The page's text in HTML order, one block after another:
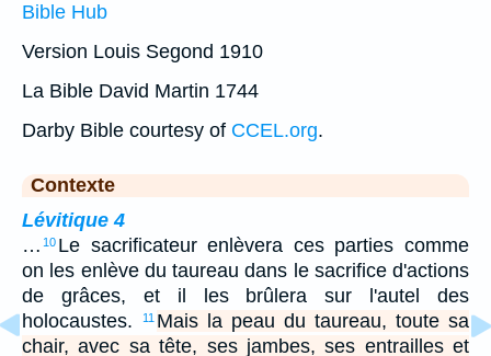
Bible Hub
Version Louis Segond 1910
La Bible David Martin 1744
Darby Bible courtesy of CCEL.org.
Contexte
Lévitique 4
… 10 Le sacrificateur enlèvera ces parties comme
on les enlève du taureau dans le sacrifice d'actions
de grâces, et il les brûlera sur l'autel des
holocaustes.
11 Mais la peau du taureau, toute sa
chair, avec sa tête, ses jambes, ses entrailles et